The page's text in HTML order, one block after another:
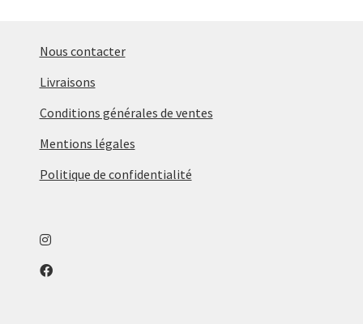
Nous contacter
Livraisons
Conditions générales de ventes
Mentions légales
Politique de confidentialité